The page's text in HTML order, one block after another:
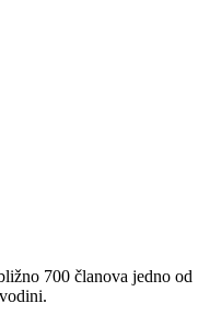
700 članova jedno od